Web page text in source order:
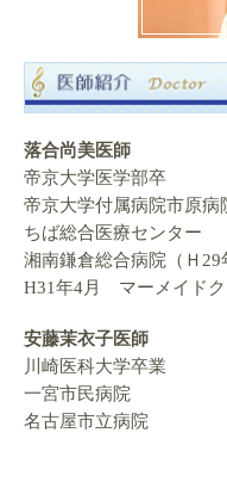
落合尚美医師
帝京大学医学部卒
帝京大学付属病院市原病
ちば総合医療センター
湘南鎌倉総合病院（Ｈ29
H31年4月 マーメイド
安藤茉衣子医師
川崎医科大学卒業
一宮市民病院
名古屋市立病院